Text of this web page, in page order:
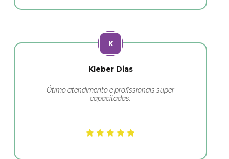
Kleber Dias
Ótimo atendimento e profissionais super
capacitadas.